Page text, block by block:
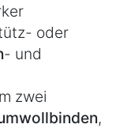
oder
- und
zwei
,